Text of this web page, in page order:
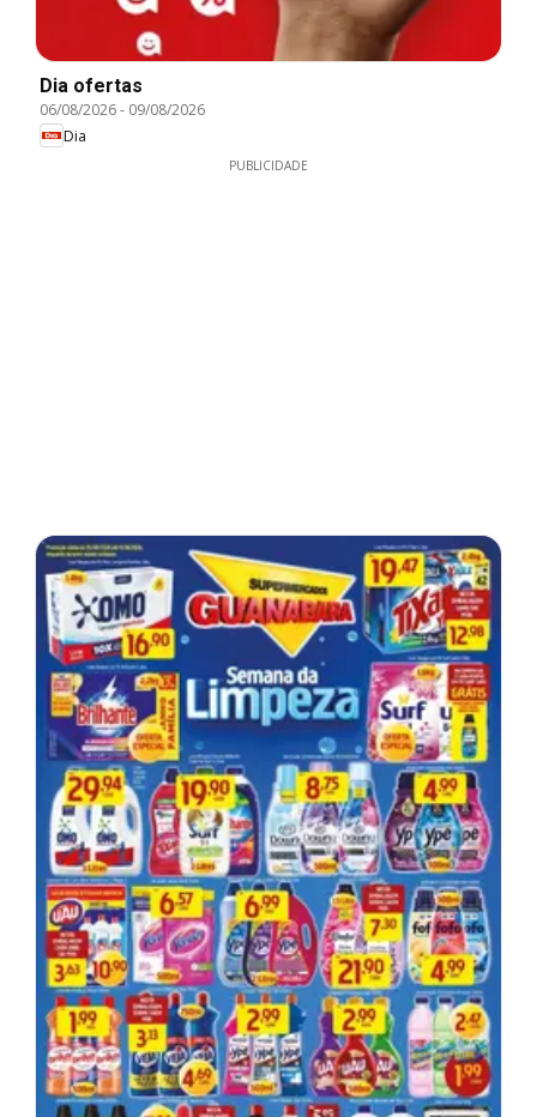
Dia ofertas
06/08/2026- 09/08/2026
Dia
PUBLICIDADE